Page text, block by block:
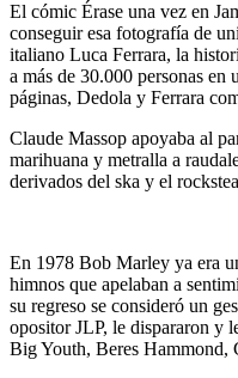
El cómic Érase una vez en
conseguir esa fotografía de
italiano Luca Ferrara, la
a más de 30.000 personas
páginas, Dedola y Ferrara
Claude Massop apoyaba al
marihuana y metralla a
derivados del ska y el
En 1978 Bob Marley ya era
himnos que apelaban a
su regreso se consideró un
opositor JLP, le dispararon y
Big Youth, Beres Hammond,